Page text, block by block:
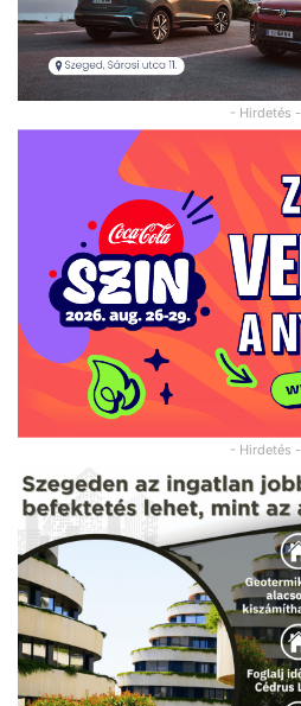
- Hirdetés -
- Hirdetés -